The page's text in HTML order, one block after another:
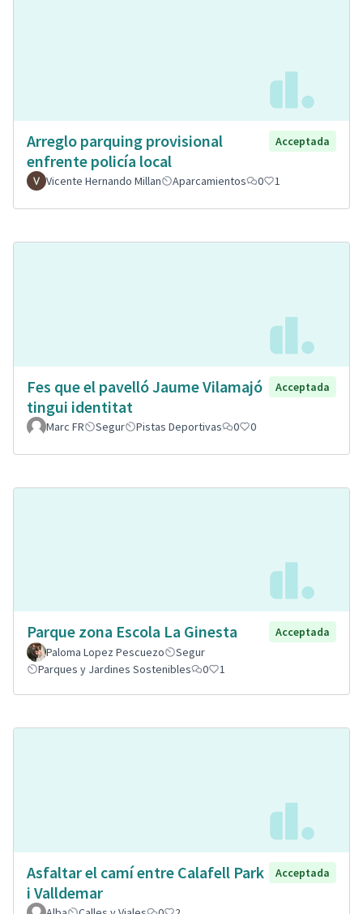
Arreglo parquing provisional
enfrente policía local
Acceptada
Vicente Hernando Millan Aparcamientos 0 1
Fes que el pavelló Jaume Vilamajó
tingui identitat
Acceptada
Marc FR Segur Pistas Deportivas 0 0
Parque zona Escola La Ginesta
Acceptada
Paloma Lopez Pescuezo
Segur
Parques y Jardines Sostenibles
0 1
Asfaltar el camí entre Calafell Park
i Valldemar
Acceptada